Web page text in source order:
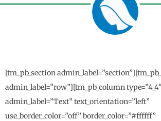
[tm_pb_section
admin_label=”row”][tm_pb_column
admin_label=”Text” text_orientation=”left”
use_border_color=”off” border_color=”#ffffff”